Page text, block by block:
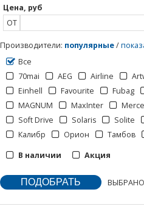
Цена, руб
ОТ
Производители: популярные/
Все
70mai
AEG Airline
Einhell
Favourite Fubag
MAGNUM
MaxInter
Soft Drive
Solaris Solite
Калибр
Орион Тамбов
В наличии
Акция